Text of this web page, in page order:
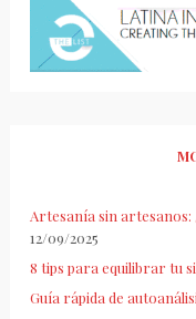
Artesanía sin artesanos:
12/09/2025
8 tips para equilibrar tu
Guía rápida de